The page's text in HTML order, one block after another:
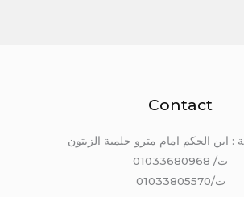
Contact
: ابن الحكم امام مترو حلمية الزيتون
ت/ 01033680968
ت/01033805570